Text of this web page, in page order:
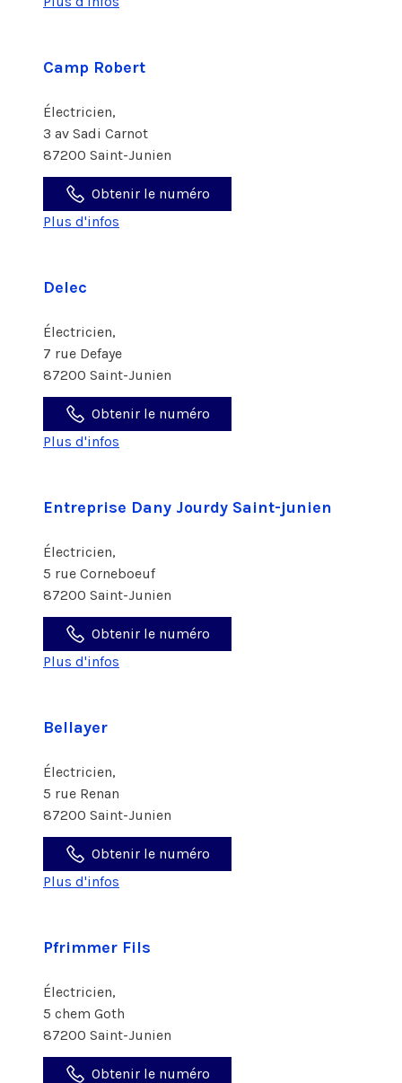
Camp Robert
Électricien,
3 av Sadi Carnot
87200 Saint-Junien
Obtenir le numéro
Plus d'infos
Delec
Électricien,
7 rue Defaye
87200 Saint-Junien
Obtenir le numéro
Plus d'infos
Entreprise Dany Jourdy Saint-junien
Électricien,
5 rue Corneboeuf
87200 Saint-Junien
Obtenir le numéro
Plus d'infos
Bellayer
Électricien,
5 rue Renan
87200 Saint-Junien
Obtenir le numéro
Plus d'infos
Pfrimmer Fils
Électricien,
5 chem Goth
87200 Saint-Junien
Obtenir le numéro